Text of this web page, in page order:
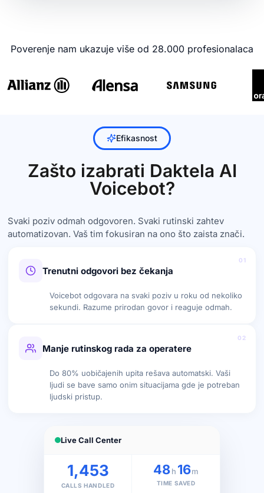
Poverenje nam ukazuje više od 28.000 profesionalaca
Efikasnost
Zašto izabrati Daktela AI
Voicebot?
Svaki poziv odmah odgovoren. Svaki rutinski zahtev
automatizovan. Vaš tim fokusiran na ono što zaista znači.
01
Trenutni odgovori bez čekanja
Voicebot odgovara na svaki poziv u roku od nekoliko
sekundi. Razume prirodan govor i reaguje odmah.
02
Manje rutinskog rada za operatere
Do 80% uobičajenih upita rešava automatski. Vaši
ljudi se bave samo onim situacijama gde je potreban
ljudski pristup.
Live Call Center
1,453
CALLS HANDLED
48h 16m
TIME SAVED